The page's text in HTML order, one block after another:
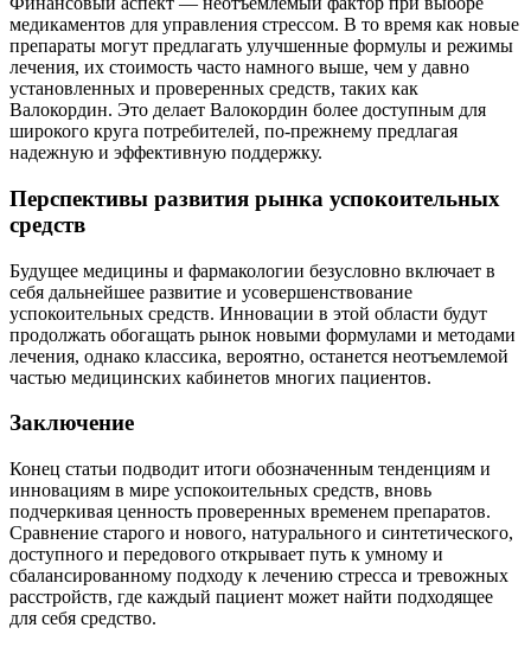
медикаментов для управления стрессом. В то время как новые
препараты могут предлагать улучшенные формулы и режимы
лечения, их стоимость часто намного выше, чем у давно
установленных и проверенных средств, таких как
Валокордин. Это делает Валокордин более доступным для
широкого круга потребителей, по-прежнему предлагая
надежную и эффективную поддержку.
Перспективы развития рынка успокоительных
средств
Будущее медицины и фармакологии безусловно включает в
себя дальнейшее развитие и усовершенствование
успокоительных средств. Инновации в этой области будут
продолжать обогащать рынок новыми формулами и методами
лечения, однако классика, вероятно, останется неотъемлемой
частью медицинских кабинетов многих пациентов.
Заключение
Конец статьи подводит итоги обозначенным тенденциям и
инновациям в мире успокоительных средств, вновь
подчеркивая ценность проверенных временем препаратов.
Сравнение старого и нового, натурального и синтетического,
доступного и передового открывает путь к умному и
сбалансированному подходу к лечению стресса и тревожных
расстройств, где каждый пациент может найти подходящее
для себя средство.